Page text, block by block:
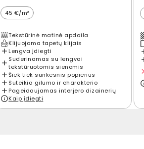
45 €/m²
Tekstūrinė matinė apdaila
Klijuojama tapetų klijais
Lengva įdiegti
Suderinamas su lengvai
tekstūruotomis sienomis
Šiek tiek sunkesnis popierius
Suteikia gilumo ir charakterio
Pageidaujamas interjero dizainerių
Kaip įdiegti